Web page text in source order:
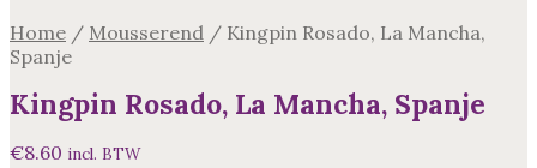
Home / Mousserend / Kingpin Rosado, La Mancha,
Spanje
Kingpin Rosado, La Mancha, Spanje
€8.60 incl. BTW